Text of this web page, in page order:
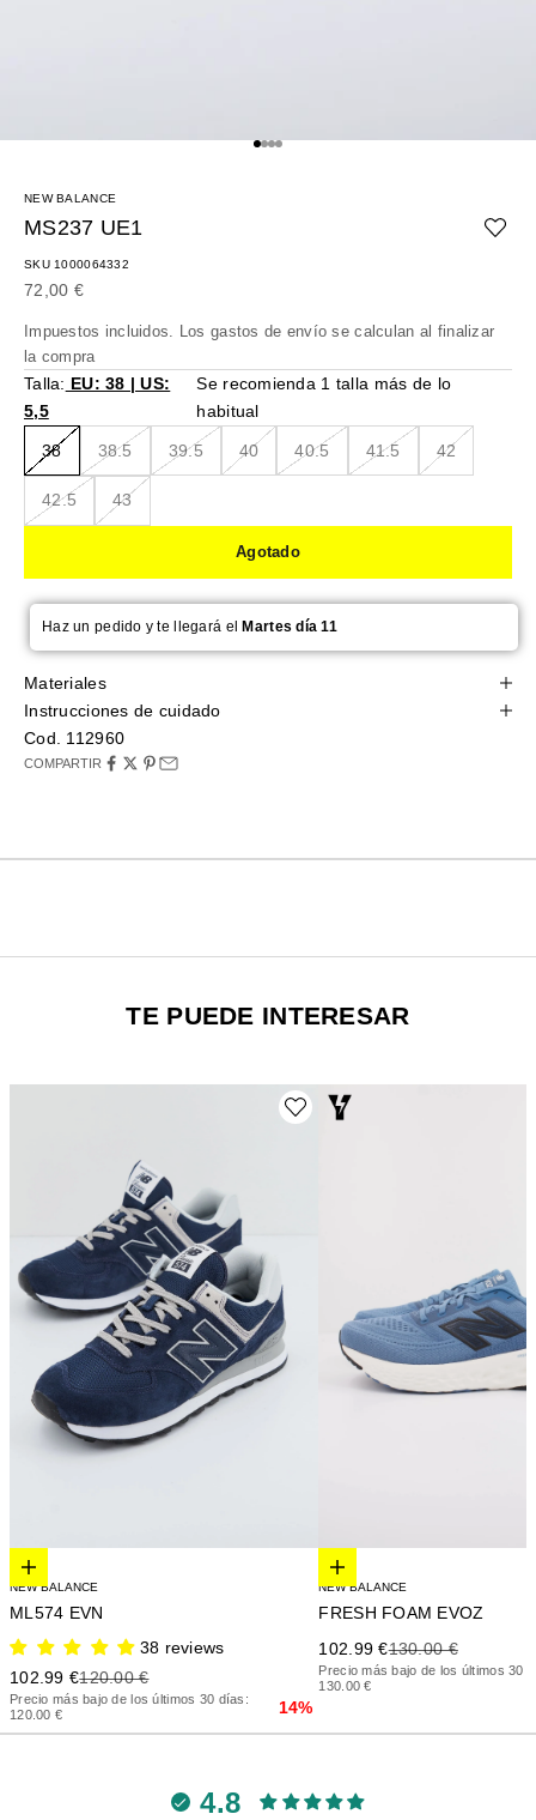
Ir al artículo 1
Ir al artículo 2
Ir al artículo 3
Ir al artículo 4
NEW BALANCE
MS237 UE1
SKU 1000064332
Precio de oferta
72,00 €
Impuestos incluidos. Los gastos de envío se calculan al finalizar
la compra
Talla: EU: 38 | US:
5,5
Se recomienda 1 talla más de lo
habitual
38 38.5 39.5 40 40.5 41.5 42
42.5 43
Agotado
Haz un pedido y te llegará elMartes día 11
Materiales
Instrucciones de cuidado
Cod. 112960
COMPARTIR
TE PUEDE INTERESAR
Elige opciones
NEW BALANCE
ML574 EVN
38 reviews
Precio de oferta
102.99 €Precio anterior
120.00 €
Precio más bajo de los últimos 30 días:
120.00 €
14%
Elige opciones
NEW BALANCE
FRESH FOAM EVOZ
Precio de oferta
102.99 €Precio anterior
130.00 €
Precio más bajo de los últimos 30
130.00 €
4.8